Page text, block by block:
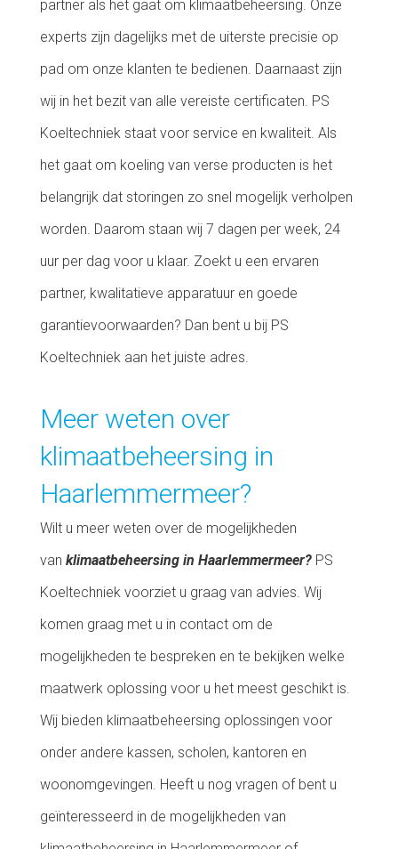
partner als het gaat om klimaatbeheersing. Onze
experts zijn dagelijks met de uiterste precisie op
pad om onze klanten te bedienen. Daarnaast zijn
wij in het bezit van alle vereiste certificaten. PS
Koeltechniek staat voor service en kwaliteit. Als
het gaat om koeling van verse producten is het
belangrijk dat storingen zo snel mogelijk verholpen
worden. Daarom staan wij 7 dagen per week, 24
uur per dag voor u klaar. Zoekt u een ervaren
partner, kwalitatieve apparatuur en goede
garantievoorwaarden? Dan bent u bij PS
Koeltechniek aan het juiste adres.
Meer weten over
klimaatbeheersing in
Haarlemmermeer?
Wilt u meer weten over de mogelijkheden
van klimaatbeheersing in Haarlemmermeer? PS
Koeltechniek voorziet u graag van advies. Wij
komen graag met u in contact om de
mogelijkheden te bespreken en te bekijken welke
maatwerk oplossing voor u het meest geschikt is.
Wij bieden klimaatbeheersing oplossingen voor
onder andere kassen, scholen, kantoren en
woonomgevingen. Heeft u nog vragen of bent u
geïnteresseerd in de mogelijkheden van